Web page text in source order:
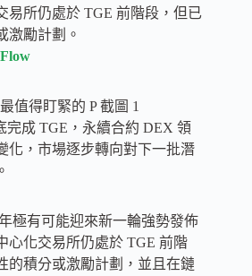
易所仍處於 TGE 前階段，但已
激勵計劃。
完成 TGE，永續合約 DEX 領
化，市場逐步轉向對下一批潛
極有可能迎來新一輪強勢發佈
心化交易所仍處於 TGE 前階
的積分或激勵計劃，並且在鏈